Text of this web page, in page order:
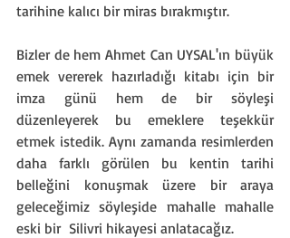
tarihine kalıcı bir miras bırakmıştır.
Bizler de hem Ahmet Can UYSAL'ın büyük
emek vererek hazırladığı kitabı için bir
imza günü hem de bir söyleşi
düzenleyerek bu emeklere teşekkür
etmek istedik. Aynı zamanda resimlerden
daha farklı görülen bu kentin tarihi
belleğini konuşmak üzere bir araya
geleceğimiz söyleşide mahalle mahalle
eski bir  Silivri hikayesi anlatacağız.